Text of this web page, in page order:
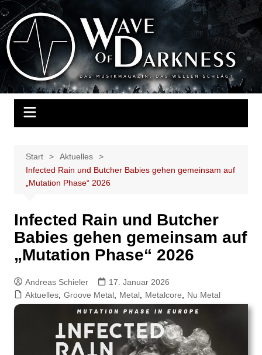
Zum
Inhalt
springen
Wave of Darkness
Das Musikmagazin, das Wellen schlägt. Konzerte, Festivals, Events,
Fotos, Termine, Interviews, Berichte, Musik
Start
Aktuelles
Infected Rain und Butcher Babies gehen gemeinsam auf
„Mutation Phase“ 2026
Infected Rain und Butcher
Babies gehen gemeinsam auf
„Mutation Phase“ 2026
Andreas Schieler
17. Januar 2026
Aktuelles, Groove Metal, Metal, Metalcore Nu Metal